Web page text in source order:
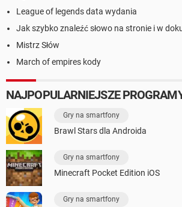
League of legends data wydania
Jak szybko znaleźć słowo na stronie i w
Mistrz Słów
March of empires kody
NAJPOPULARNIEJSZE
Gry na smartfony
Brawl Stars dla Androida
Gry na smartfony
Minecraft Pocket Edition iOS
Gry na smartfony